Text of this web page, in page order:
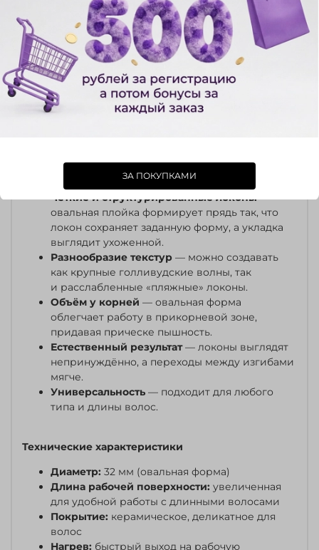
поверхность позволяют легко захватывать даже
длинные пряди, формируя четкие,
структурированные локоны или мягкие волны.
Керамическое покрытие обеспечивает
равномерный нагрев, предотвращает локальный
перегрев и защищает кутикулу волоса. Плойка
быстро достигает рабочую температуру
Преимущества овальной формы
Четкие и структурированные локоны—
овальная плойка формирует прядь так, что
локон сохраняет заданную форму, а укладка
выглядит ухоженной.
Разнообразие текстур — можно создавать
как крупные голливудские волны, так
и расслабленные «пляжные» локоны.
Объём у корней — овальная форма
облегчает работу в прикорневой зоне,
придавая прическе пышность.
Естественный результат— локоны выглядят
непринуждённо, а переходы между изгибами
мягче.
Универсальность — подходит для любого
типа и длины волос.
Технические характеристики
Диаметр: 32 мм (овальная форма)
Длина рабочей поверхности: увеличенная
для удобной работы с длинными волосами
Покрытие: керамическое, деликатное для
волос
Нагрев: быстрый выход на рабочую
ЗА ПОКУПКАМИ